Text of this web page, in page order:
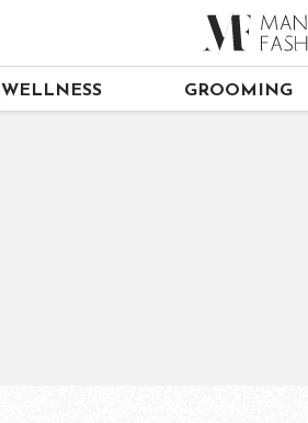
WELLNESS GROOMING